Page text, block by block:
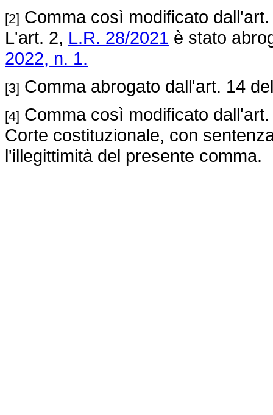
[2] Comma così modificato
L'art. 2, L.R. 28/2021 è stato
2022, n. 1.
[3] Comma abrogato dall'art. 14
[4] Comma così modificato
Corte costituzionale, con
l'illegittimità del presente comma.